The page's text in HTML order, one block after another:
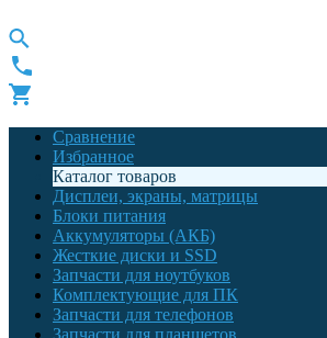
Сравнение
Избранное
Каталог товаров
Дисплеи, экраны, матрицы
Блоки питания
Аккумуляторы (АКБ)
Жесткие диски и SSD
Запчасти для ноутбуков
Комплектующие для ПК
Запчасти для телефонов
Запчасти для планшетов